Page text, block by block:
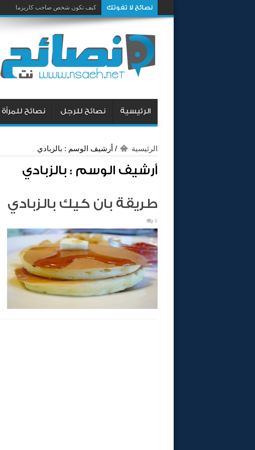
نصائح لا تفوتك كيف تكون شخص صاحب كاريزما
الرئيسية نصائح للرجل نصائح للمرأة
الرئيسية / أرشيف الوسم : بالزبادي
أرشيف الوسم : بالزبادي
طريقة بان كيك بالزبادي
0